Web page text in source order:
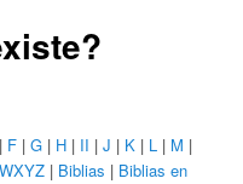
| F |G | H | II |J | K | L | M |
| Biblias | Biblias en